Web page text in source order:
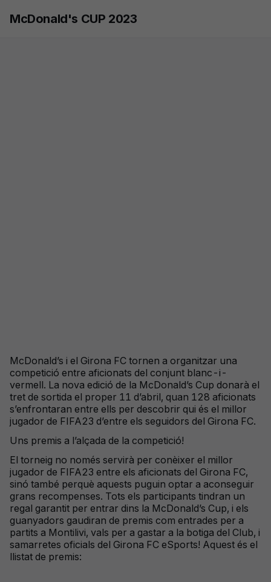
McDonald's CUP 2023
McDonald’s i el Girona FC tornen a organitzar una
competició entre aficionats del conjunt blanc-i-
vermell. La nova edició de la McDonald’s Cup donarà el
tret de sortida el proper 11 d’abril, quan 128 aficionats
s’enfrontaran entre ells per descobrir qui és el millor
jugador de FIFA23 d’entre els seguidors del Girona FC.
Uns premis a l’alçada de la competició!
El torneig no només servirà per conèixer el millor
jugador de FIFA23 entre els aficionats del Girona FC,
sinó també perquè aquests puguin optar a aconseguir
grans recompenses. Tots els participants tindran un
regal garantit per entrar dins la McDonald’s Cup, i els
guanyadors gaudiran de premis com entrades per a
partits a Montilivi, vals per a gastar a la botiga del Club, i
samarretes oficials del Girona FC eSports! Aquest és el
llistat de premis: